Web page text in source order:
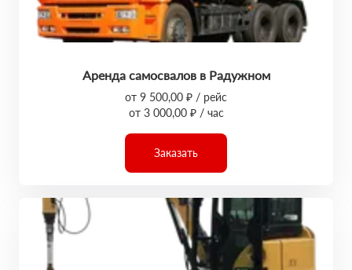
Аренда самосвалов в Радужном
от 9 500,00 ₽ / рейс
от 3 000,00 ₽ / час
Заказать